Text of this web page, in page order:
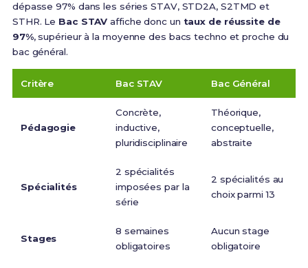
dépasse 97% dans les séries STAV, STD2A, S2TMD et
STHR. Le Bac STAV affiche donc un taux de réussite de
97%, supérieur à la moyenne des bacs techno et proche du
bac général.
Critère Bac STAV Bac Général
Pédagogie
Concrète,
inductive,
pluridisciplinaire
Théorique,
conceptuelle,
abstraite
Spécialités
2 spécialités
imposées par la
série
2 spécialités au
choix parmi 13
Stages
8 semaines
obligatoires
Aucun stage
obligatoire